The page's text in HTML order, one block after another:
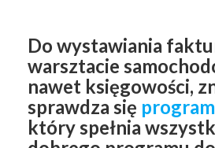
Do wystawiania
warsztacie
nawet księgowości,
sprawdza się
który spełnia